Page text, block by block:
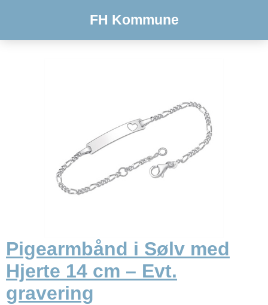
FH Kommune
Pigearmbånd i Sølv med
Hjerte 14 cm – Evt.
gravering